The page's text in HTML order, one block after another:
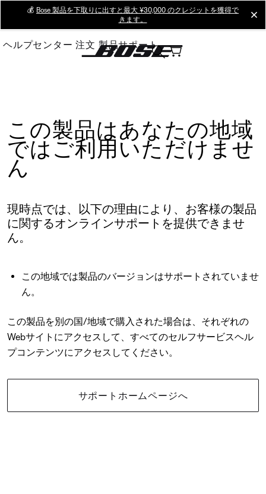
Main
💰 Bose 製品を下取りに出すと最大 ¥30,000 のクレジットを獲得で
きます。
ヘルプセンター 注文 製品サポート
この製品はあなたの地域
ではご利用いただけませ
ん
現時点では、以下の理由により、お客様の製品
に関するオンラインサポートを提供できませ
ん。
この地域では製品のバージョンはサポートされていませ
ん。
この製品を別の国/地域で購入された場合は、それぞれの
Webサイトにアクセスして、すべてのセルフサービスヘル
プコンテンツにアクセスしてください。
サポートホームページへ